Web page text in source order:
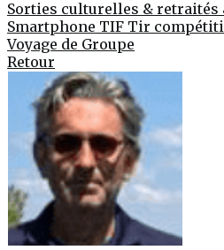
Sorties culturelles & retraités
Smartphone TIF Tir
Voyage de Groupe
Retour